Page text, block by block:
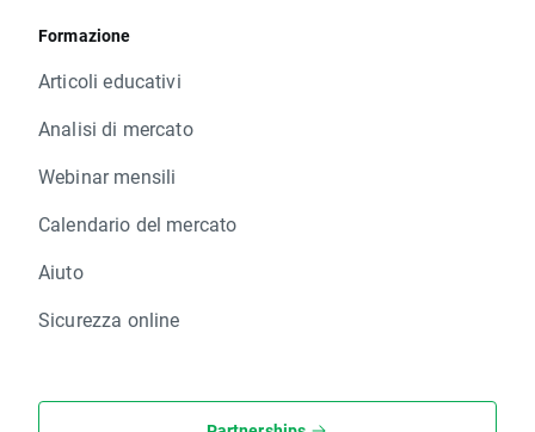
Formazione
Articoli educativi
Analisi di mercato
Webinar mensili
Calendario del mercato
Aiuto
Sicurezza online